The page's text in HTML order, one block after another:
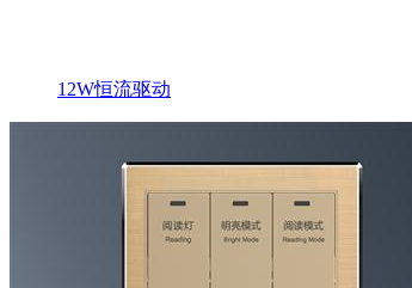
12W恒流驱动